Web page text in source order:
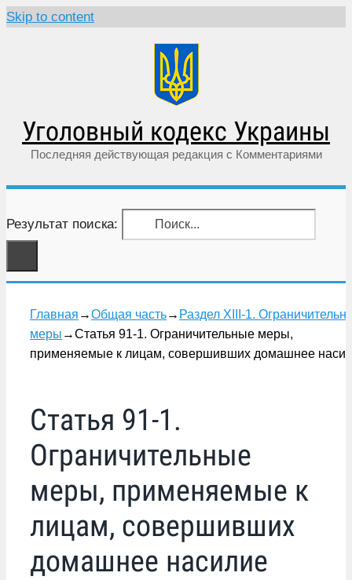
Skip to content
Уголовный кодекс Украины
Последняя действующая редакция с Комментариями
Результат поиска:
Главная →Общая часть→ Раздел XIII-1.
меры →Статья 91-1. Ограничительные меры,
применяемые к лицам, совершивших домашнее
Статья 91-1.
Ограничительные
меры, применяемые к
лицам, совершивших
домашнее насилие